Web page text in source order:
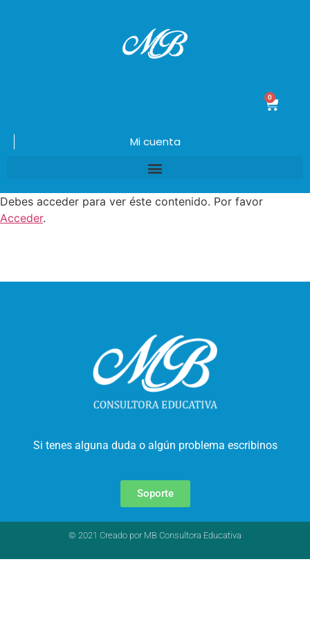
0
Mi cuenta
Debes acceder para ver éste contenido. Por favor
Acceder.
Si tenes alguna duda o algún problema escribinos
Soporte
© 2021 Creado por MB Consultora Educativa